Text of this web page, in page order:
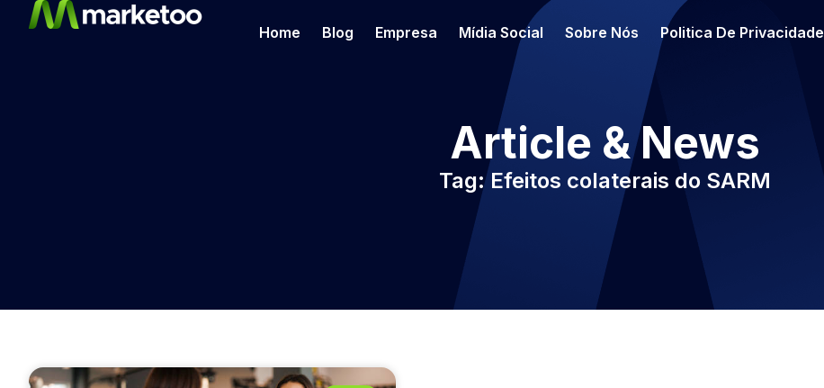
Home Blog Empresa Mídia Social Sobre Nós Politica De Privacidade
Article & News
Tag: Efeitos colaterais do SARM